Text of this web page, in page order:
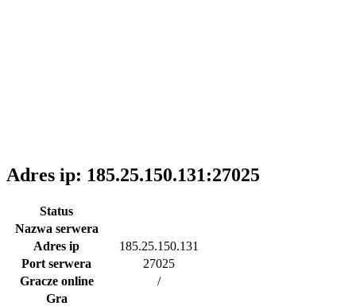
Adres ip: 185.25.150.131:27025
Status
Nazwa serwera
Adres ip
185.25.150.131
Port serwera
27025
Gracze online
/
Gra